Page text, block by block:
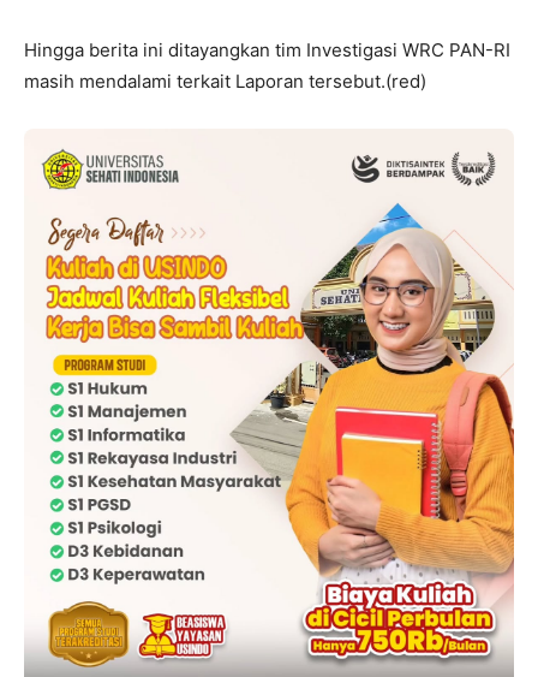
Hingga berita ini ditayangkan tim Investigasi WRC PAN-RI
masih mendalami terkait Laporan tersebut.(red)